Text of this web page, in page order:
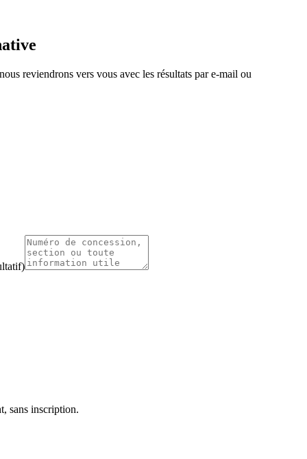
reviendrons vers vous avec les résultats par e-mail ou
sans inscription.